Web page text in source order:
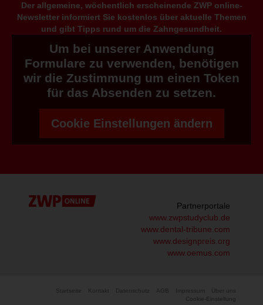
Der allgemeine, wöchentlich erscheinende ZWP online-
Newsletter informiert Sie kostenlos über aktuelle Themen
und gibt Tipps rund um die Zahngesundheit.
Um bei unserer Anwendung
Formulare zu verwenden, benötigen
wir die Zustimmung um einen Token
für das Absenden zu setzen.
Cookie Einstellungen ändern
Partnerportale
www.zwpstudyclub.de
www.dental-tribune.com
www.designpreis.org
www.oemus.com
Startseite Kontakt Datenschutz AGB Impressum
Über uns
Cookie-Einstellung